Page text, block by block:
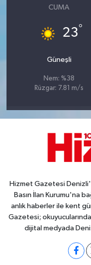
CUMA
23°
Güneşli
Nem: %38
Rüzgar: 7.81 m/s
Hizmet Gazetesi
Basın İlan Kurumu'na
anlık haberler ile kent
Gazetesi;
dijital medyada